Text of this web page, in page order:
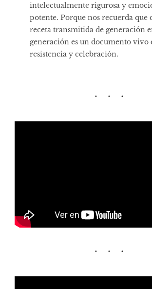
intelectualmente rigurosa y
potente. Porque nos recuerda que
receta transmitida de generación
generación es un documento vivo
resistencia y celebración.